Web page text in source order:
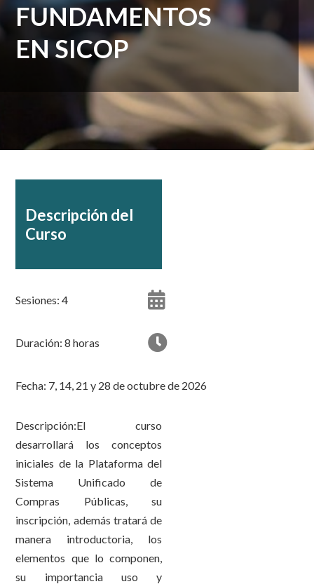
FUNDAMENTOS
EN SICOP
Descripción del
Curso
Sesiones: 4
Duración: 8 horas
Fecha: 7, 14, 21 y 28 de octubre de 2026
Descripción:El curso
desarrollará los conceptos
iniciales de la Plataforma del
Sistema Unificado de
Compras Públicas, su
inscripción, además tratará de
manera introductoria, los
elementos que lo componen,
su importancia uso y